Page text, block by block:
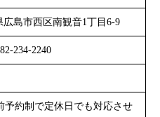
島市西区南観音1丁目6-9
234-2240
予約制で定休日でも対応させ